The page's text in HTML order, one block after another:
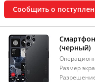
Сообщить о
Смартфон
(черный)
Размер